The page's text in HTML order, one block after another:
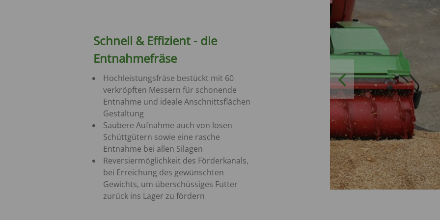
Previous
Schnell & Effizient - die
Entnahmefräse
Hochleistungsfräse bestückt mit 60
verkröpften Messern für schonende
Entnahme und ideale Anschnittsflächen
Gestaltung
Saubere Aufnahme auch von losen
Schüttgütern sowie eine rasche
Entnahme bei allen Silagen
Reversiermöglichkeit des Förderkanals,
bei Erreichung des gewünschten
Gewichts, um überschüssiges Futter
zurück ins Lager zu fördern